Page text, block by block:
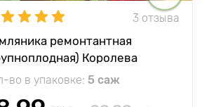
3 отзыва
ремонтантная
Королева
во в упаковке: 5 саж